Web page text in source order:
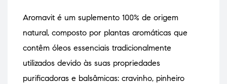
Aromavit é um suplemento 100% de origem
natural, composto por plantas aromáticas que
contêm óleos essenciais tradicionalmente
utilizados devido às suas propriedades
purificadoras e balsâmicas: cravinho, pinheiro